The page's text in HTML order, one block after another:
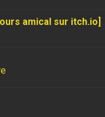
amical sur itch.io]